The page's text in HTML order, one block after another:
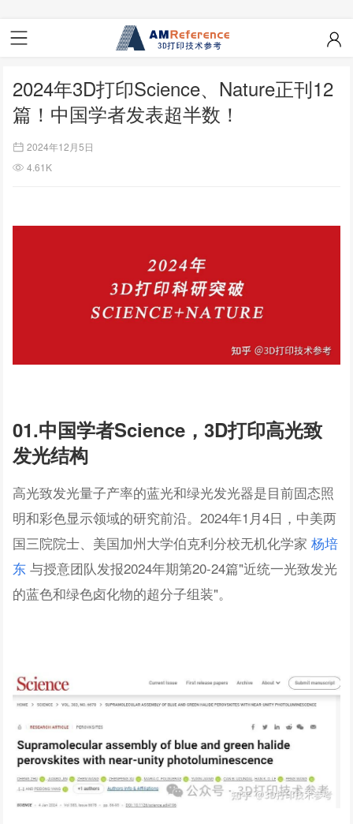
2024年3D打印Science、Nature正刊12
篇！中国学者发表超半数！
2024年12月5日
4.61K
01.中国学者Science，3D打印高光致
发光结构
高光致发光量子产率的蓝光和绿光发光器是目前固态照
明和彩色显示领域的研究前沿。2024年1月4日，中美两
国三院院士、美国加州大学伯克利分校无机化学家 杨培
东 与授意团队发报2024年期第20-24篇"近统一光致发光
的蓝色和绿色卤化物的超分子组装"。